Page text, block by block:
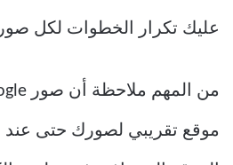
عليك تكرار الخطوات لكل
موقع تقريبي لصورك حتى عند